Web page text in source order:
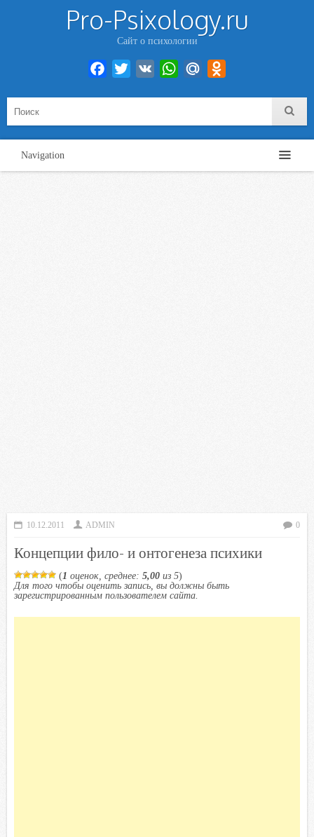
Pro-Psixology.ru
Сайт о психологии
Facebook
Twitter VK WhatsAppMail.Ru
Navigation
10.12.2011 ADMIN 0
Концепции фило- и онтогенеза психики
(1 оценок, среднее: 5,00 из 5)
Для того чтобы оценить запись, вы должны быть
зарегистрированным пользователем сайта.